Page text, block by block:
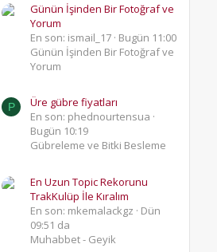
Günün İşinden Bir Fotoğraf ve
Yorum
En son: ismail_17 Bugün 11:00
Günün İşinden Bir Fotoğraf ve
Yorum
P
Üre gübre fiyatları
En son: phednourtensua
Bugün 10:19
Gübreleme ve Bitki Besleme
En Uzun Topic Rekorunu
TrakKulüp İle Kıralım
En son: mkemalackgz
Dün
09:51 da
Muhabbet - Geyik